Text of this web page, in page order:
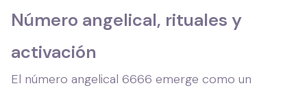
Número angelical, rituales y
activación
El número angelical 6666 emerge como un